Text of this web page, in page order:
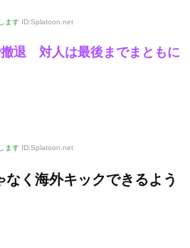
ます ID:Splatoon.net
退 対人は最後までまともに
ます ID:Splatoon.net
なく海外キックできるよう